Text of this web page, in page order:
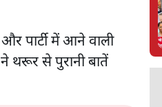
पार्टी में आने वाली
थरूर से पुरानी बातें